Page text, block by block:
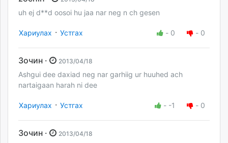
uh ej d**d oosoi hu jaa nar neg n ch gesen
Хариулах · Устгах - 0 - 0
Зочин · 2013/04/18
Ashgui dee daxiad neg nar garhiig ur huuhed ach
nartaigaan harah ni dee
Хариулах · Устгах - -1 - 0
Зочин · 2013/04/18